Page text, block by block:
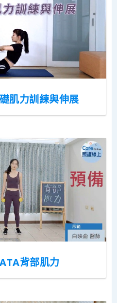
肌力訓練與伸展
背部肌力